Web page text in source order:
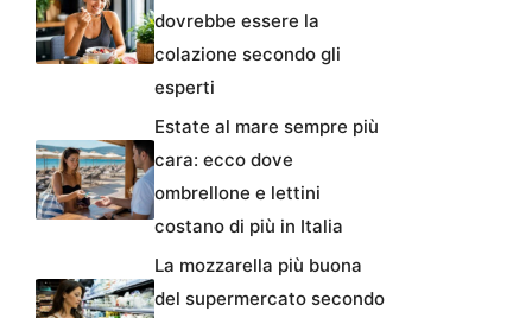
dovrebbe essere la
colazione secondo gli
esperti
Estate al mare sempre più
cara: ecco dove
ombrellone e lettini
costano di più in Italia
La mozzarella più buona
del supermercato secondo